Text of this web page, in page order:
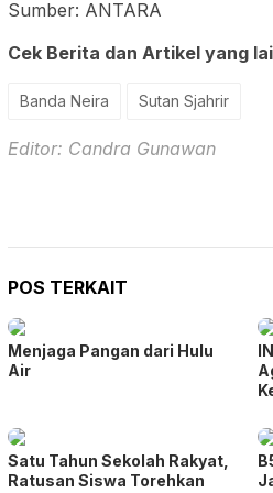
Sumber: ANTARA
Cek Berita dan Artikel yang
Banda Neira Sutan Sjahrir
Editor: Candra Gunawan
POS TERKAIT
Menjaga Pangan dari Hulu
Air
Satu Tahun Sekolah Rakyat,
Ratusan Siswa Torehkan